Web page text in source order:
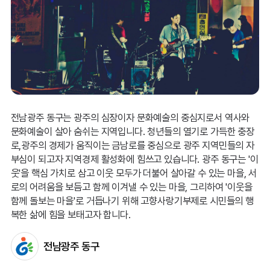
전남광주 동구는 광주의 심장이자 문화예술의 중심지로서 역사와
문화예술이 살아 숨쉬는 지역입니다. 청년들의 열기로 가득한 충장
로,광주의 경제가 움직이는 금남로를 중심으로 광주 지역민들의 자
부심이 되고자 지역경제 활성화에 힘쓰고 있습니다. 광주 동구는 '이
웃'을 핵심 가치로 삼고 이웃 모두가 더불어 살아갈 수 있는 마을, 서
로의 어려움을 보듬고 함께 이겨낼 수 있는 마을, 그리하여 '이웃을
함께 돌보는 마을'로 거듭나기 위해 고향사랑기부제로 시민들의 행
복한 삶에 힘을 보태고자 합니다.
전남광주 동구